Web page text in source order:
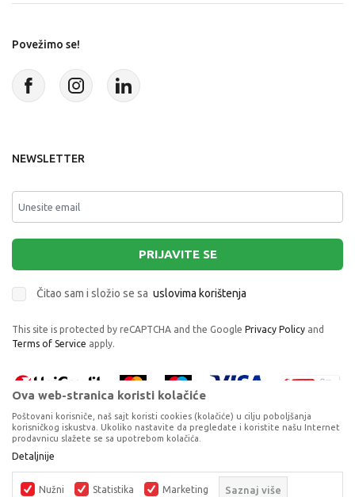
FREEON PRENOSIVI KREVETAC NOOK, ZELENA
PRENOSNI KREVETIĆI
Povežimo se!
NEWSLETTER
PRIJAVITE SE
Čitao sam i složio se sa uslovima korištenja
This site is protected by reCAPTCHA and the Google Privacy Policy and
Terms of Service apply.
Proizvode na sajtu nastojimo da opišemo što je preciznije moguće, ali ne
možemo garantovati da su svi podaci i fotografije, navedeni u okrviru
proizvoda, u potpunosti kompletni i bez grešaka. Svi artikli prikazani na
sajtu su dio naše ponude, ali ne podrazumijeva da su dostupni u svakom
Ova web-stranica koristi kolačiće
Poštovani korisniče, naš sajt koristi cookies (kolačiće) u cilju poboljšanja
korisničkog iskustva. Ukoliko nastavite da pregledate i koristite našu Internet
prodavnicu slažete se sa upotrebom kolačića.
Detaljnije
Nužni Statistika Marketing Saznaj više